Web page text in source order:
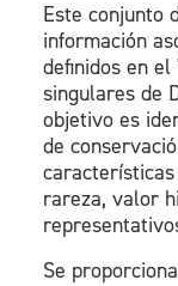
Este conjunto
información
definidos en
singulares de
objetivo es
de
rareza, valor
Se